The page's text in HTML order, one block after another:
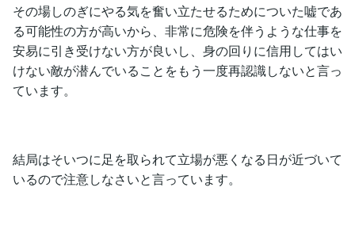
その場しのぎにやる気を奮い立たせるためについた嘘であ
る可能性の方が高いから、非常に危険を伴うような仕事を
安易に引き受けない方が良いし、身の回りに信用してはい
けない敵が潜んでいることをもう一度再認識しないと言っ
ています。
結局はそいつに足を取られて立場が悪くなる日が近づいて
いるので注意しなさいと言っています。